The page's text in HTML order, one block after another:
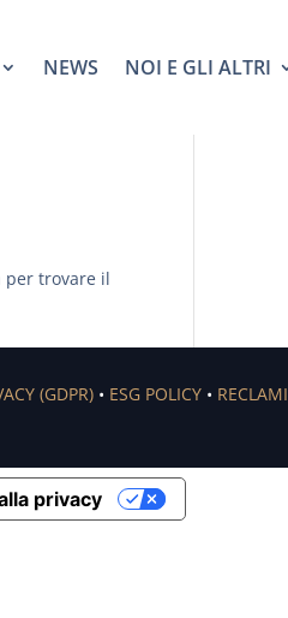
NEWS NOI E GLI ALTRI
per trovare il
(GDPR) • ESG POLICY • RECLAMI
privacy